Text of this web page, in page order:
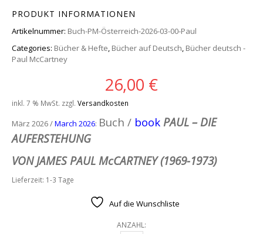
PRODUKT INFORMATIONEN
Artikelnummer: Buch-PM-Österreich-2026-03-00-Paul
Categories: Bücher & Hefte, Bücher auf Deutsch, Bücher deutsch -
Paul McCartney
26,00 €
inkl. 7 % MwSt. zzgl. Versandkosten
März 2026 /March 2026: Buch / book PAUL – DIE
AUFERSTEHUNG
VON JAMES PAUL McCARTNEY (1969-1973)
Lieferzeit: 1-3 Tage
Auf die Wunschliste
ANZAHL: